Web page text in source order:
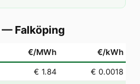
— Falköping
€/MWh €/kWh
€ 1.84
€ 0.0018